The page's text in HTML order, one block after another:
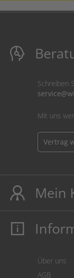
Schreiben
Mit uns
Vertrag
Mein
Mein Konto
Über uns
AGB